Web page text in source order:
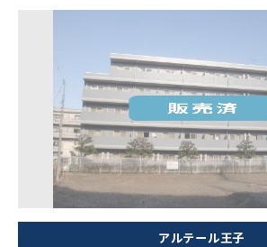
アルテール王子